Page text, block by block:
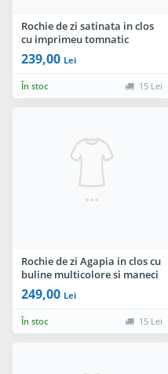
Rochie de zi satinata in clos
cu imprimeu tomnatic
239,00 Lei
În stoc 15 Lei
Rochie de zi Agapia in clos cu
buline multicolore si maneci
cu volanas
249,00 Lei
În stoc 15 Lei